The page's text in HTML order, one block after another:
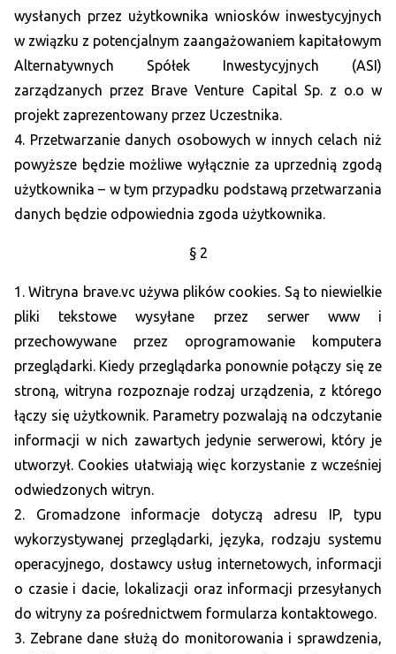
wysłanych przez użytkownika wniosków inwestycyjnych
w związku z potencjalnym zaangażowaniem kapitałowym
Alternatywnych Spółek Inwestycyjnych (ASI)
zarządzanych przez Brave Venture Capital Sp. z o.o w
projekt zaprezentowany przez Uczestnika.
4. Przetwarzanie danych osobowych w innych celach niż
powyższe będzie możliwe wyłącznie za uprzednią zgodą
użytkownika – w tym przypadku podstawą przetwarzania
danych będzie odpowiednia zgoda użytkownika.
§ 2
1. Witryna brave.vc używa plików cookies. Są to niewielkie
pliki tekstowe wysyłane przez serwer www i
przechowywane przez oprogramowanie komputera
przeglądarki. Kiedy przeglądarka ponownie połączy się ze
stroną, witryna rozpoznaje rodzaj urządzenia, z którego
łączy się użytkownik. Parametry pozwalają na odczytanie
informacji w nich zawartych jedynie serwerowi, który je
utworzył. Cookies ułatwiają więc korzystanie z wcześniej
odwiedzonych witryn.
2. Gromadzone informacje dotyczą adresu IP, typu
wykorzystywanej przeglądarki, języka, rodzaju systemu
operacyjnego, dostawcy usług internetowych, informacji
o czasie i dacie, lokalizacji oraz informacji przesyłanych
do witryny za pośrednictwem formularza kontaktowego.
3. Zebrane dane służą do monitorowania i sprawdzenia,